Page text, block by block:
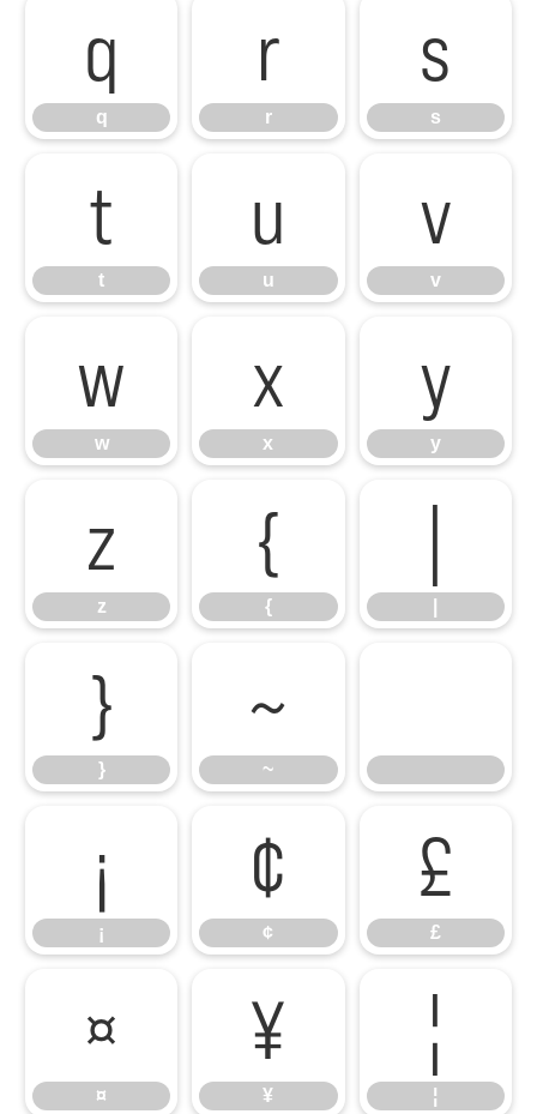
q
q
r
r
s
s
t
t
u
u
v
v
w
w
x
x
y
y
z
z
{
{
}
}
~
~
¡
¡
¢
¢
£
£
¤
¤
¥
¥
¦
¦